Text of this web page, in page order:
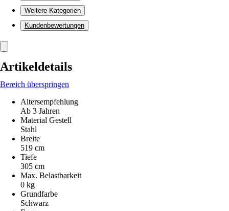
Weitere Kategorien
Kundenbewertungen
Artikeldetails
Bereich überspringen
Altersempfehlung
Ab 3 Jahren
Material Gestell
Stahl
Breite
519 cm
Tiefe
305 cm
Max. Belastbarkeit
0 kg
Grundfarbe
Schwarz